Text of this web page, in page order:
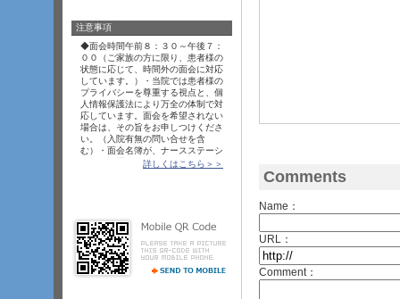
Comments
Name：
URL：
Comment：
注意事項
◆面会時間午前８ ­：３ ­０ ­～午後７ ­：
０ ­０
­（ご家族の方に限り、患者様の
状態に応じて、時間外の面会に対応
しています。）・当院では患者様の
プライバシーを尊重する視点と、個
人情報保護法により万全の体制で対
応しています。面会を希望されない
場合は、その旨をお申しつけくださ
い。（入院有無の問い合せを含
む）・面会名簿が、ナースステーシ
ョンに設置してあります。面会の際
を希望される場合は、病棟看護師に
ご連絡下さい。
詳しくはこちら＞＞